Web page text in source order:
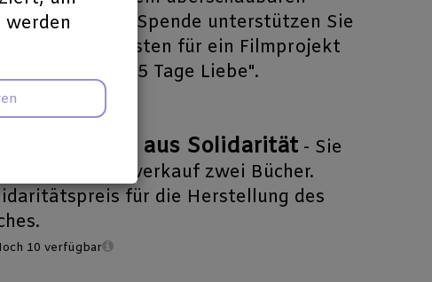
Mit dieser Spende unterstützen Sie
Produktionskosten für ein Filmprojekt
Anthologie "365 Tage Liebe".
10 verfügbar
Tage Liebe aus Solidarität - Sie
im Vorverkauf zwei Bücher.
für die Herstellung des
10 verfügbar